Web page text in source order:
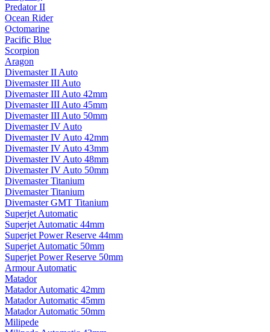
Predator II
Ocean Rider
Octomarine
Pacific Blue
Scorpion
Aragon
Divemaster II Auto
Divemaster III Auto
Divemaster III Auto 42mm
Divemaster III Auto 45mm
Divemaster III Auto 50mm
Divemaster IV Auto
Divemaster IV Auto 42mm
Divemaster IV Auto 43mm
Divemaster IV Auto 48mm
Divemaster IV Auto 50mm
Divemaster Titanium
Divemaster Titanium
Divemaster GMT Titanium
Superjet Automatic
Superjet Automatic 44mm
Superjet Power Reserve 44mm
Superjet Automatic 50mm
Superjet Power Reserve 50mm
Armour Automatic
Matador
Matador Automatic 42mm
Matador Automatic 45mm
Matador Automatic 50mm
Milipede